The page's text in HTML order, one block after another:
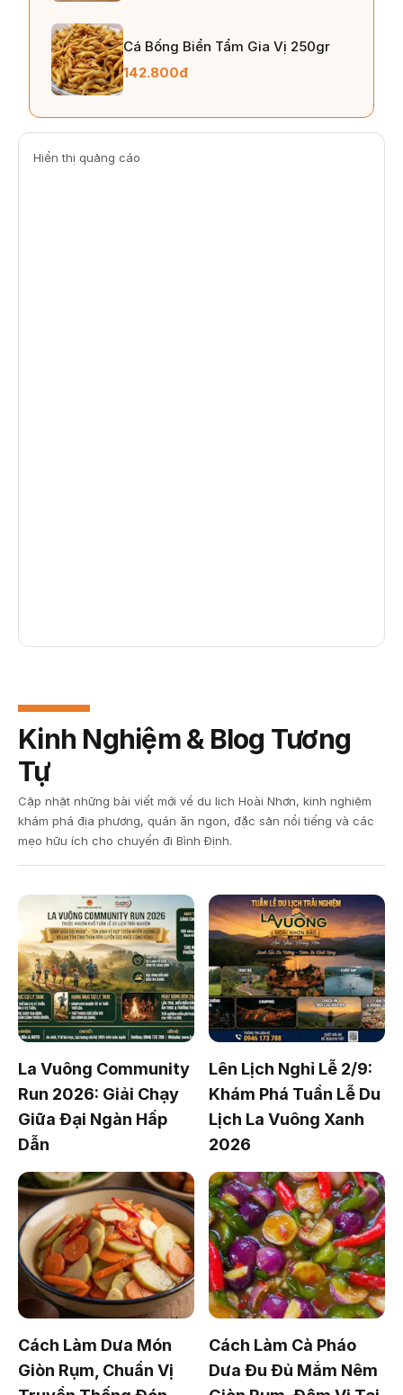
Cá Bống Biển Tẩm Gia Vị 250gr
142.800đ
Hiển thị quảng cáo
Kinh Nghiệm & Blog Tương
Tự
Cập nhật những bài viết mới về du lịch Hoài Nhơn, kinh nghiệm
khám phá địa phương, quán ăn ngon, đặc sản nổi tiếng và các
mẹo hữu ích cho chuyến đi Bình Định.
La Vuông Community
Run 2026: Giải Chạy
Giữa Đại Ngàn Hấp
Dẫn
Lên Lịch Nghỉ Lễ 2/9:
Khám Phá Tuần Lễ Du
Lịch La Vuông Xanh
2026
Cách Làm Dưa Món
Giòn Rụm, Chuẩn Vị
Cách Làm Cà Pháo
Dưa Đu Đủ Mắm Nêm